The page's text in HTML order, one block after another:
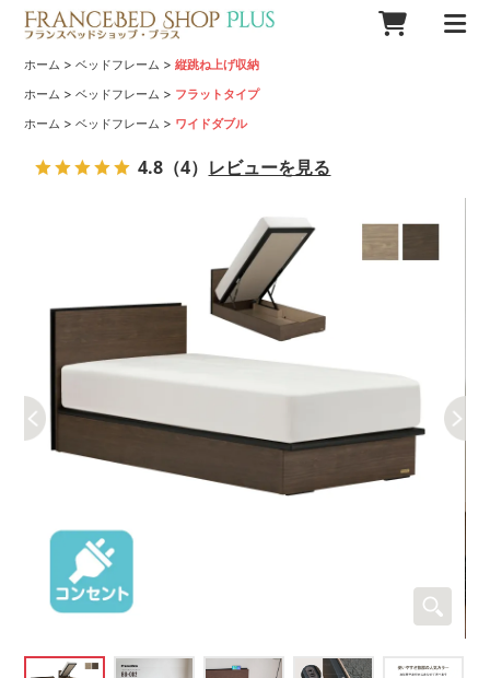
ホーム >ベッドフレーム >縦跳ね上げ収納
ホーム >ベッドフレーム > フラットタイプ
ホーム >ベッドフレーム > ワイドダブル
4.8 （4） レビューを見る